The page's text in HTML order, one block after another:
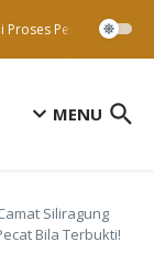
Penyelidikan
MENU
Siliragung
Bila Terbukti!